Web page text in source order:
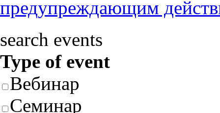
предупреждающим
search events
Type of event
Вебинар
Семинар